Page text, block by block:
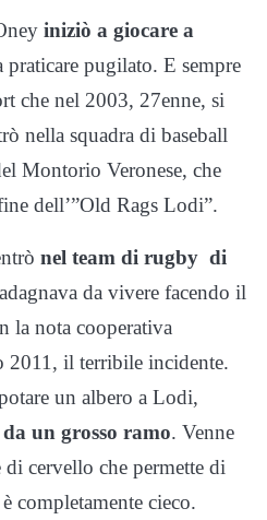
iniziò a giocare a
praticare pugilato. E sempre
che nel 2003, 27enne, si
nella squadra di baseball
Montorio Veronese, che
dell’”Old Rags Lodi”.
nel team di rugby di
da vivere facendo il
la nota cooperativa
il terribile incidente.
un albero a Lodi,
un grosso ramo. Venne
cervello che permette di
completamente cieco.